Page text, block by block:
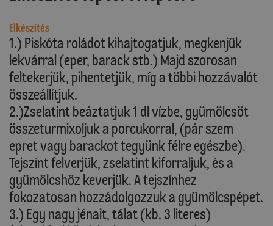
Elkészítés
1.) Piskóta roládot kihajtogatjuk, megkenjük
lekvárral (eper, barack stb.) Majd szorosan
feltekerjük, pihentetjük, míg a többi hozzávalót
összeállítjuk.
2.)Zselatint beáztatjuk 1 dl vízbe, gyümölcsöt
összeturmixoljuk a porcukorral, (pár szem
epret vagy barackot tegyünk félre egészbe).
Tejszínt felverjük, zselatint kiforraljuk, és a
gyümölcshöz keverjük. A tejszínhez
fokozatosan hozzádolgozzuk a gyümölcspépet.
3.) Egy nagy jénait, tálat (kb. 3 literes)